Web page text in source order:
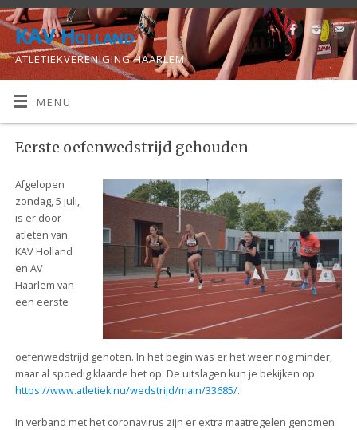
KAV Holland
ATLETIEKVERENIGING HAARLEM
MENU
Eerste oefenwedstrijd gehouden
Afgelopen
zondag, 5 juli,
is er door
atleten van
KAV Holland
en AV
Haarlem van
een eerste
oefenwedstrijd genoten. In het begin was er het weer nog minder,
maar al spoedig klaarde het op. De uitslagen kun je bekijken op
https://www.atletiek.nu/wedstrijd/main/33685/.
In verband met het coronavirus zijn er extra maatregelen genomen